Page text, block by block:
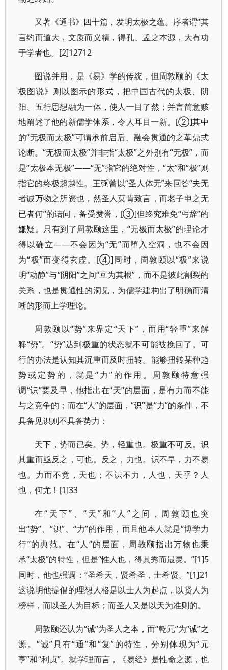
又著《通书》四十篇，发明太极之蕴。序者谓“其
言约而道大，文质而义精，得孔、孟之本源，大有功
于学者也。[2]12712
图说并用，是《易》学的传统，但周敦颐的《太
极图说》则以图示的形式，把中国古代的太极、阴
阳、五行思想融为一体，使人一目了然；并言简意赅
地阐述了他的新儒学体系，令人耳目一新。[②]其中
的“无极而太极”可谓承前启后、融会贯通的之革鼎式
论断。“无极而太极”并非指“太极”之外别有“无极”，而
是“太极本无极”——“无”指它的绝对性，“太”和“极”则
指它的终极超越性。王弼曾以“圣人体无”来回答“夫无
者诚万物之所资也，然圣人莫肯致言，而老子申之无
已者何”的诘问，备受赞誉，[③]但终究难免“丐辞”的
嫌疑。只有到了周敦颐这里，“无极而太极”的理论才
得以确立——不会因为“无”而堕入空洞，也不会因
为“极”而变得玄虚。[④]同时，周敦颐以“极”来说
明“动静”与“阴阳”之间“互为其根”，而不是彼此割裂的
关系，也是贯通性的洞见，为儒学建构出了明确而清
晰的形而上学理论。
周敦颐以“势”来界定“天下”，而用“轻重”来解
释“势”。“势”达到极重的状态就不可能被挽回了。可
行的办法是认知其沉重而及时扭转。能够扭转某种趋
势或定势的，就是“力”的作用。周敦颐特意强
调“识”要及早，他指出在“天”的层面，是有力而不能
与之竞争的；而在“人”的层面，“识”是“力”的条件，不
具备见识则不具备势力：
天下，势而已矣。势，轻重也。极重不可反。识
其重而亟反之，可也。反之，力也。识不早，力不易
也。力而不竞，天也；不识不力，人也，天乎？人
也，何尤！[1]33
在“天下”、“天”和“人”之间，周敦颐也突
出“势”、“识”、“力”的作用，而且他本人就是“博学力
行”的典范。在“人”的层面，周敦颐指出万物也秉
承“太极”的特性，但是“惟人也，得其秀而最灵。”[1]5
同时，他也强调：“圣希天，贤希圣，士希贤。”[1]21
这说明他提倡的理想人格是以士人为起点，以贤人为
榜样，而以圣人为目标；而圣人又是以天为准则的。
周敦颐还认为“诚”为圣人之本，而“乾元”为“诚”之
源。“诚”具有“通”和“复”的特性，分别体现为“元
亨”和“利贞”。就学理而言，《易经》是性命之源，也